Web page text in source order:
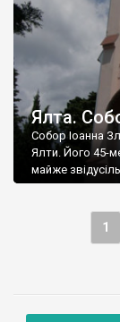
Ялта.
Собор Іоанна
Ялти. Його 45-
майже
1